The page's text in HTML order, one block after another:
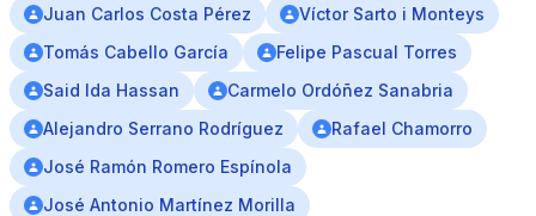
Juan Carlos Costa Pérez
Víctor Sarto i Monteys
Tomás Cabello García
Felipe Pascual Torres
Said Ida Hassan
Carmelo Ordóñez Sanabria
Alejandro Serrano Rodríguez
Rafael Chamorro
José Ramón Romero Espínola
José Antonio Martínez Morilla